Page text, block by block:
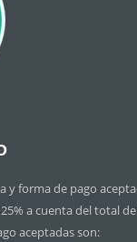
y forma de pago
a cuenta del total
aceptadas son: